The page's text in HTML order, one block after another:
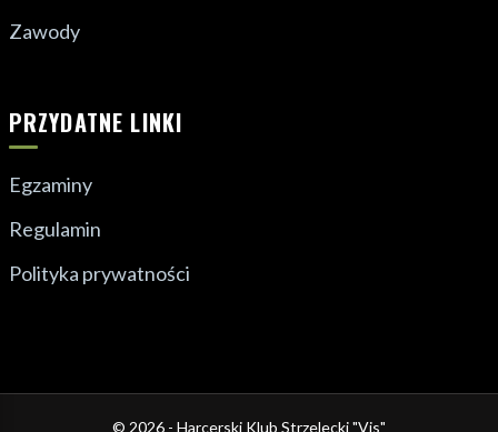
Zawody
PRZYDATNE LINKI
Egzaminy
Regulamin
Polityka prywatności
© 2026 - Harcerski Klub Strzelecki "Vis"